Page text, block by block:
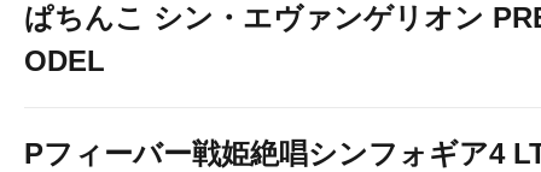
ぱちんこ シン・エヴァンゲリオン
ODEL
Pフィーバー戦姫絶唱シンフォギア4